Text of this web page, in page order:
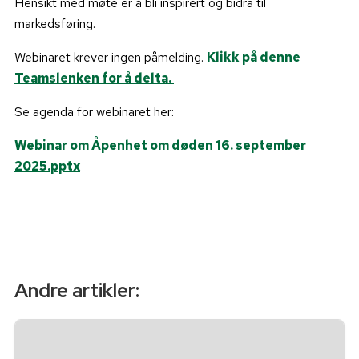
markedsføring.
Webinaret krever ingen påmelding. Klikk på denne
Teamslenken for å delta.
Se agenda for webinaret her:
Webinar om Åpenhet om døden 16. september
2025.pptx
Andre artikler: